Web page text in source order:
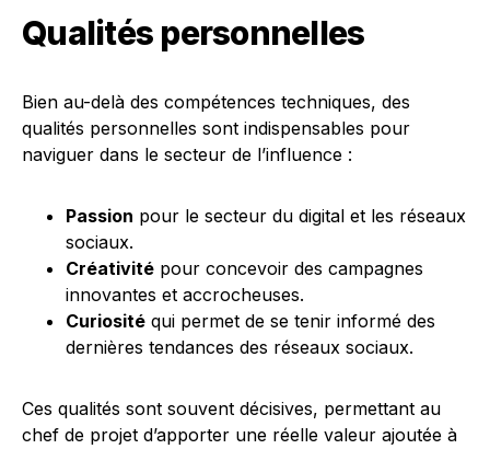
Qualités personnelles
Bien au-delà des compétences techniques, des
qualités personnelles sont indispensables pour
naviguer dans le secteur de l’influence :
Passion pour le secteur du digital et les réseaux
sociaux.
Créativité pour concevoir des campagnes
innovantes et accrocheuses.
Curiosité qui permet de se tenir informé des
dernières tendances des réseaux sociaux.
Ces qualités sont souvent décisives, permettant au
chef de projet d’apporter une réelle valeur ajoutée à